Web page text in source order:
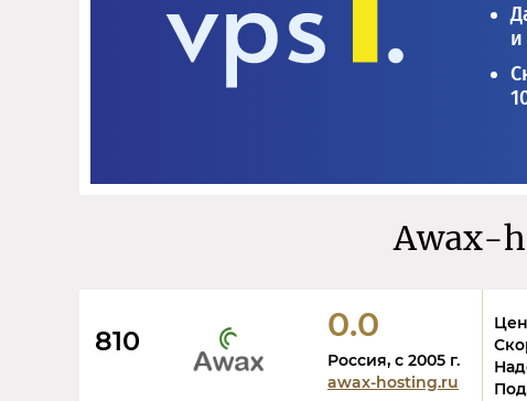
Awax-
810 0.0
Россия, c 2005 г.
awax-hosting.ru